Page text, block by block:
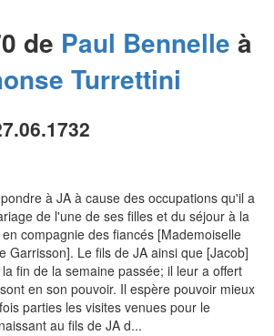
de Paul Bennelle à
Turrettini
à JA à cause des occupations qu'il a
de l'une de ses filles et du séjour à la
compagnie des fiancés [Mademoiselle
Garrisson]. Le fils de JA ainsi que [Jacob]
fin de la semaine passée; il leur a offert
en son pouvoir. Il espère pouvoir mieux
parties les visites venues pour le
au fils de JA d...